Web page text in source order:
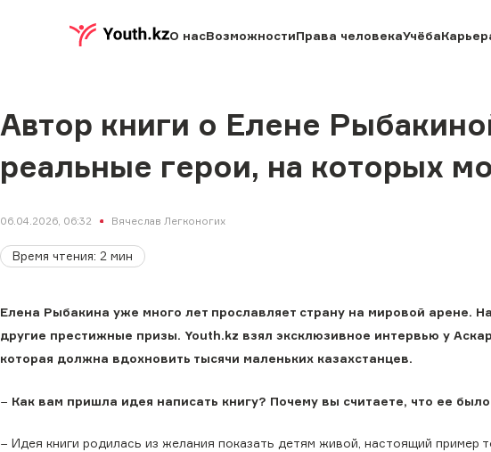
О насВозможностиПрава человекаУчёба
Автор книги о Елене
реальные герои, на которых
06.04.2026, 06:32 Вячеслав Легконогих
Время чтения: 2 мин
Елена Рыбакина уже много лет прославляет страну на мировой арене.
другие престижные призы. Youth.kz взял эксклюзивное интервью у
которая должна вдохновить тысячи маленьких казахстанцев.
− Как вам пришла идея написать книгу? Почему вы считаете, что ее
− Идея книги родилась из желания показать детям живой, настоящий пример